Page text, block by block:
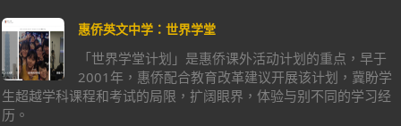
惠侨英文中学：世界学堂
「世界学堂计划」是惠侨课外活动计划的重点，早于
2001年，惠侨配合教育改革建议开展该计划，冀盼学
生超越学科课程和考试的局限，扩阔眼界，体验与别不同的学习经
历。